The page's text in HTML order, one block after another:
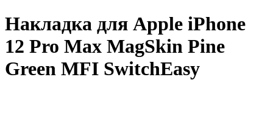
Накладка для Apple iPhone
12 Pro Max MagSkin Pine
Green MFI SwitchEasy